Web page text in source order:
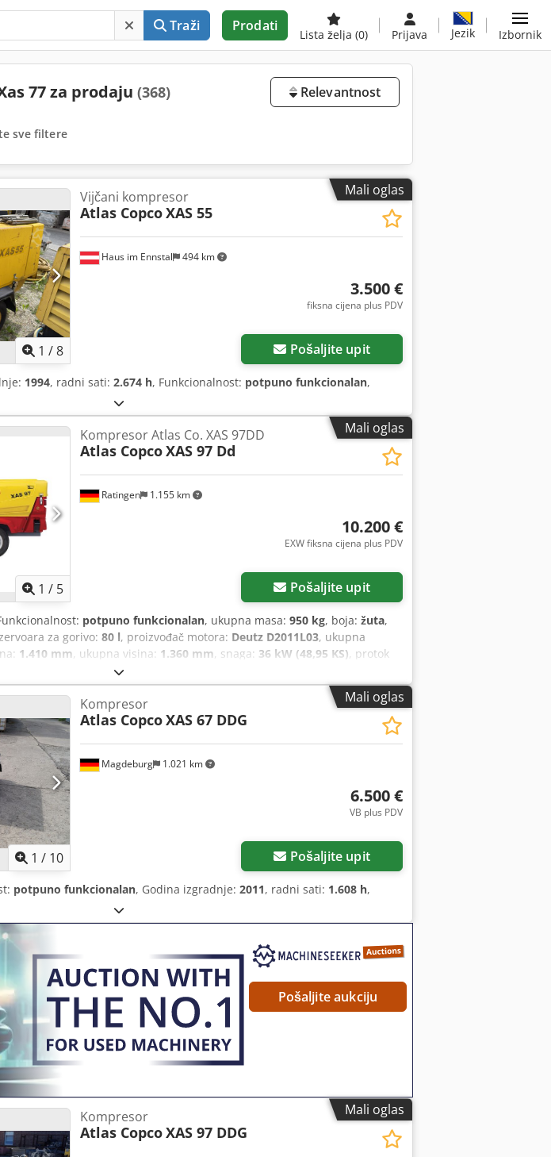
Traži Prodati
Lista želja (0) Prijava Jezik Izbornik
77 za prodaju (368) Relevantnost
sve filtere
Mali oglas
1 /8
Haus im Ennstal 494 km
Vijčani kompresor
Atlas CopcoXAS 55
3.500 €
fiksna cijena plus PDV
Pošaljite upit
1994, radni sati: 2.674 h, Funkcionalnost: potpuno funkcionalan,
Mali oglas
1 / 5
Ratingen 1.155 km
Kompresor Atlas Co. XAS 97DD
Atlas CopcoXAS 97 Dd
10.200 €
EXW fiksna cijena plus PDV
Pošaljite upit
potpuno funkcionalan, ukupna masa: 950 kg, boja: žuta,
za gorivo: 80 l, proizvođač motora: Deutz D2011L03, ukupna
1.410 mm, ukupna visina: 1.360 mm, snaga: 36 kW (48,95 KS), protok
, pritisak (min.):
radni sati:1.190 h, sljedeći pregled (TÜV):04/2025, broj mašine/vozila:
provjera, Mali oglas
1 / 10
Magdeburg 1.021 km
Kompresor
Atlas CopcoXAS 67 DDG
6.500 €
VB plus PDV
Pošaljite upit
potpuno funkcionalan, Godina izgradnje: 2011, radni sati: 1.608 h,
Pošaljite aukciju
Mali oglas
Kompresor
Atlas CopcoXAS 97 DDG